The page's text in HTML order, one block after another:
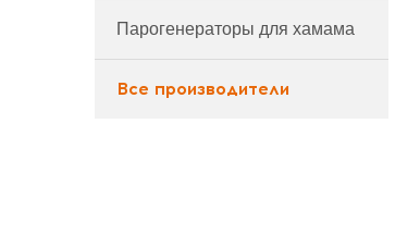
Парогенераторы для хамама
Все производители